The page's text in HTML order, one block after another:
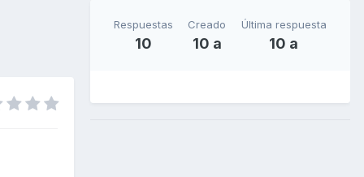
Respuestas
10
Creado
10 a
Última respuesta
10 a